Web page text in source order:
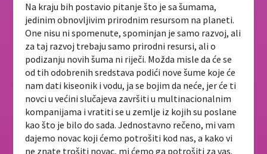
Na kraju bih postavio pitanje što je sa šumama,
jedinim obnovljivim prirodnim resursom na planeti.
One nisu ni spomenute, spominjan je samo razvoj, ali
za taj razvoj trebaju samo prirodni resursi, ali o
podizanju novih šuma ni riječi. Možda misle da će se
od tih odobrenih sredstava podići nove šume koje će
nam dati kiseonik i vodu, ja se bojim da neće, jer će ti
novci u većini slučajeva završiti u multinacionalnim
kompanijama i vratiti se u zemlje iz kojih su poslane
kao što je bilo do sada. Jednostavno rečeno, mi vam
dajemo novac koji ćemo potrošiti kod nas, a kako vi
ne znate trošiti novac, mi ćemo ga potrošiti za vas.